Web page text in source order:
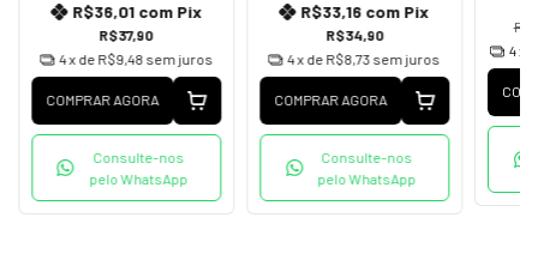
R$37,90
R$36,01 com Pix
4x de R$9,48 sem juros
COMPRAR AGORA
Consulte-nos
pelo WhatsApp
R$34,90
R$33,16 com Pix
4x de R$8,73 sem juros
COMPRAR AGORA
Consulte-nos
pelo WhatsApp
4x